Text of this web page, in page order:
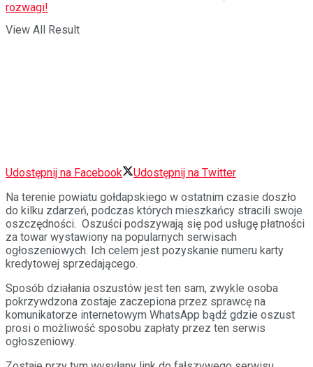
View All Result
Udostępnij na Facebook
Udostępnij na Twitter
Na terenie powiatu gołdapskiego w ostatnim czasie doszło
do kilku zdarzeń, podczas których mieszkańcy stracili swoje
oszczędności. Oszuści podszywają się pod usługę płatności
za towar wystawiony na popularnych serwisach
ogłoszeniowych. Ich celem jest pozyskanie numeru karty
kredytowej sprzedającego.
Sposób działania oszustów jest ten sam, zwykle osoba
pokrzywdzona zostaje zaczepiona przez sprawcę na
komunikatorze internetowym WhatsApp bądź gdzie oszust
prosi o możliwość sposobu zapłaty przez ten serwis
ogłoszeniowy.